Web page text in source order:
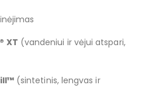
XT (vandeniui ir vėjui atspari,
(sintetinis, lengvas ir